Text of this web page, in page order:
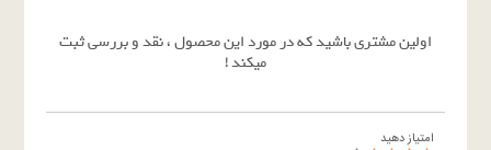
اولین مشتری باشید که در مورد این محصول ، نقد و بررسی ثبت
میکند !
امتیاز دهید